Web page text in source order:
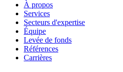
À propos
Services
Secteurs d'expertise
Équipe
Levée de fonds
Références
Carrières